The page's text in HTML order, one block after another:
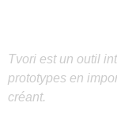
Tvori est un outil
prototypes en
créant.